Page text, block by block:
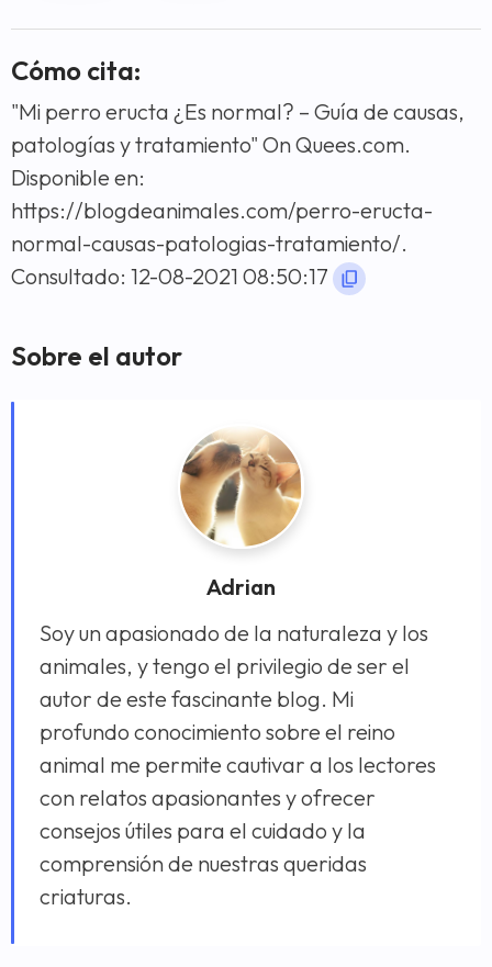
Cómo cita:
"Mi perro eructa ¿Es normal? – Guía de causas,
patologías y tratamiento" On Quees.com.
Disponible en:
https://blogdeanimales.com/perro-eructa-
normal-causas-patologias-tratamiento/.
Consultado: 12-08-2021 08:50:17
Sobre el autor
Adrian
Soy un apasionado de la naturaleza y los
animales, y tengo el privilegio de ser el
autor de este fascinante blog. Mi
profundo conocimiento sobre el reino
animal me permite cautivar a los lectores
con relatos apasionantes y ofrecer
consejos útiles para el cuidado y la
comprensión de nuestras queridas
criaturas.